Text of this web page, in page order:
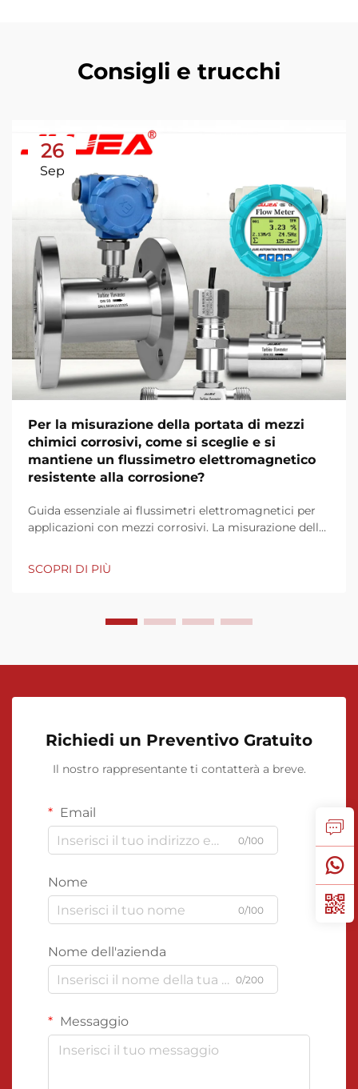
Consigli e trucchi
26
Sep
Per la misurazione della portata di mezzi
chimici corrosivi, come si sceglie e si
mantiene un flussimetro elettromagnetico
resistente alla corrosione?
Guida essenziale ai flussimetri elettromagnetici per
applicazioni con mezzi corrosivi. La misurazione della
particolari che richiedono strumentazione
specializzata. I flussimetri elettromagnetici si sono
SCOPRI DI PIÙ
Richiedi un Preventivo Gratuito
Il nostro rappresentante ti contatterà a breve.
Email
0/100
Nome
0/100
Nome dell'azienda
0/200
Messaggio